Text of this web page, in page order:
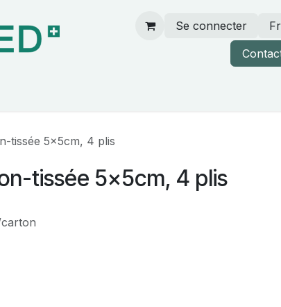
Se connecter
tissée 5x5cm, 4 plis
tissée 5x5cm, 4 plis